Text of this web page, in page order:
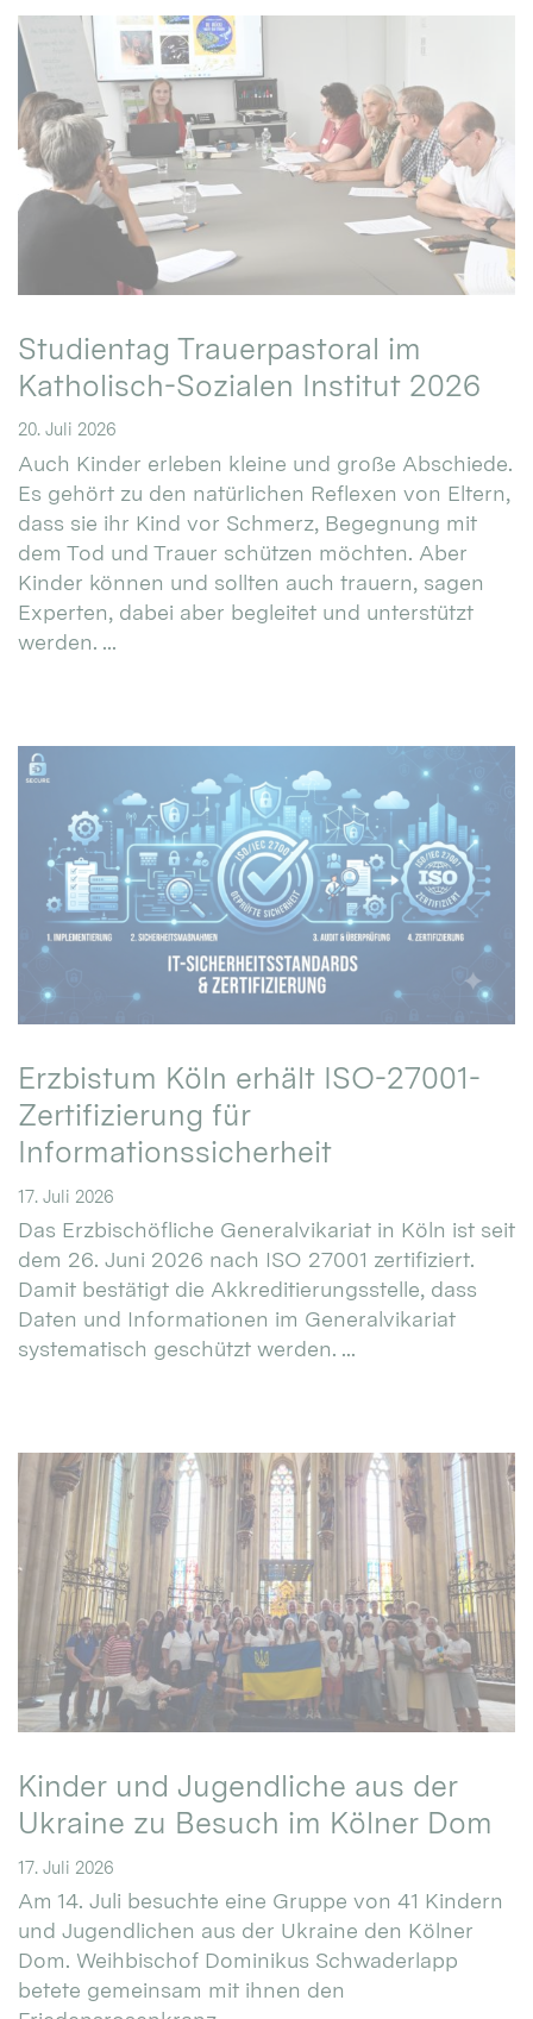
Studientag Trauerpastoral im
Katholisch-Sozialen Institut 2026
20. Juli 2026
Auch Kinder erleben kleine und große Abschiede.
Es gehört zu den natürlichen Reflexen von Eltern,
dass sie ihr Kind vor Schmerz, Begegnung mit
dem Tod und Trauer schützen möchten. Aber
Kinder können und sollten auch trauern, sagen
Experten, dabei aber begleitet und unterstützt
werden. ...
Erzbistum Köln erhält ISO-27001-
Zertifizierung für
Informationssicherheit
17. Juli 2026
Das Erzbischöfliche Generalvikariat in Köln ist seit
dem 26. Juni 2026 nach ISO 27001 zertifiziert.
Damit bestätigt die Akkreditierungsstelle, dass
Daten und Informationen im Generalvikariat
systematisch geschützt werden. ...
Kinder und Jugendliche aus der
Ukraine zu Besuch im Kölner Dom
17. Juli 2026
Am 14. Juli besuchte eine Gruppe von 41 Kindern
und Jugendlichen aus der Ukraine den Kölner
Dom. Weihbischof Dominikus Schwaderlapp
betete gemeinsam mit ihnen den